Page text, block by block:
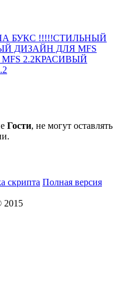
БУКС !!!!!СТИЛЬНЫЙ
ДИЗАЙН ДЛЯ MFS
2.2КРАСИВЫЙ
Гости, не могут оставлять
скрипта Полная версия
2015